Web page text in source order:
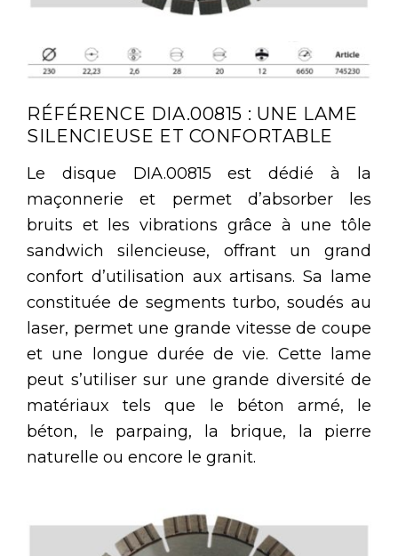
RÉFÉRENCE DIA.00815 : UNE LAME
SILENCIEUSE ET CONFORTABLE
Le disque DIA.00815 est dédié à la
maçonnerie et permet d’absorber les
bruits et les vibrations grâce à une tôle
sandwich silencieuse, offrant un grand
confort d’utilisation aux artisans. Sa lame
constituée de segments turbo, soudés au
laser, permet une grande vitesse de coupe
et une longue durée de vie. Cette lame
peut s’utiliser sur une grande diversité de
matériaux tels que le béton armé, le
béton, le parpaing, la brique, la pierre
naturelle ou encore le granit.